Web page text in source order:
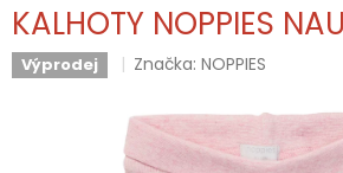
KALHOTY NOPPIES
Výprodej Značka:NOPPIES